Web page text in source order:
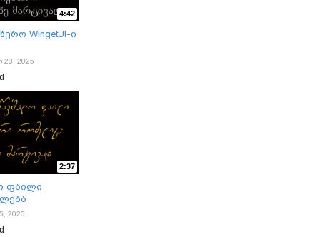
4:42
WingetUI-ი
28, 2025
2:37
ფაილი
2025